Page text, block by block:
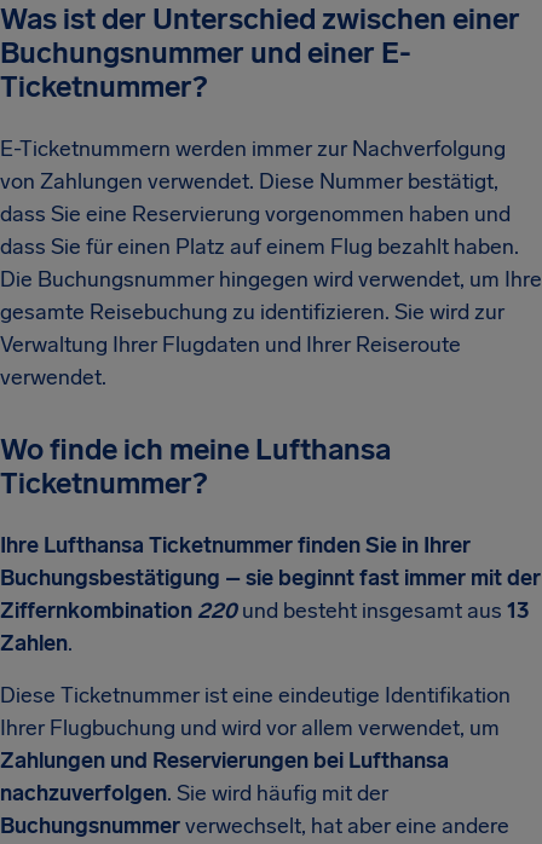
Was ist der Unterschied zwischen einer
Buchungsnummer und einer E-
Ticketnummer?
E-Ticketnummern werden immer zur Nachverfolgung
von Zahlungen verwendet. Diese Nummer bestätigt,
dass Sie eine Reservierung vorgenommen haben und
dass Sie für einen Platz auf einem Flug bezahlt haben.
Die Buchungsnummer hingegen wird verwendet, um Ihre
gesamte Reisebuchung zu identifizieren. Sie wird zur
Verwaltung Ihrer Flugdaten und Ihrer Reiseroute
verwendet.
Wo finde ich meine Lufthansa
Ticketnummer?
Ihre Lufthansa Ticketnummer finden Sie in Ihrer
Buchungsbestätigung – sie beginnt fast immer mit der
Ziffernkombination 220und besteht insgesamt aus 13
Zahlen.
Diese Ticketnummer ist eine eindeutige Identifikation
Ihrer Flugbuchung und wird vor allem verwendet, um
Zahlungen und Reservierungen bei Lufthansa
nachzuverfolgen. Sie wird häufig mit der
Buchungsnummerverwechselt, hat aber eine andere